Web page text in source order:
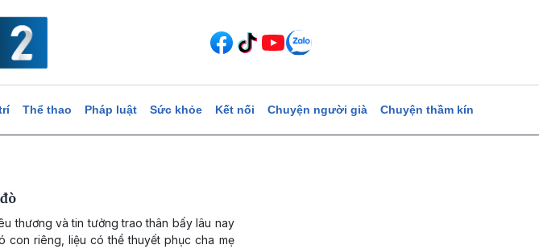
Thể thao Pháp luật Sức khỏe Kết nối Chuyện người già Chuyện thầm kín
thương và tin tưởng trao thân bấy lâu nay
con riêng, liệu có thể thuyết phục cha mẹ